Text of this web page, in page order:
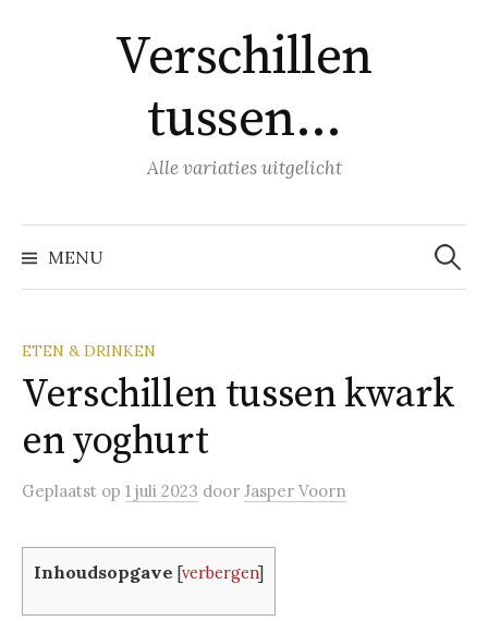
Verschillen
tussen…
Alle variaties uitgelicht
MENU
Zoeken
naar:
ETEN & DRINKEN
Verschillen tussen kwark
en yoghurt
Geplaatst op 1 juli 2023 door Jasper Voorn
Inhoudsopgave [verbergen]